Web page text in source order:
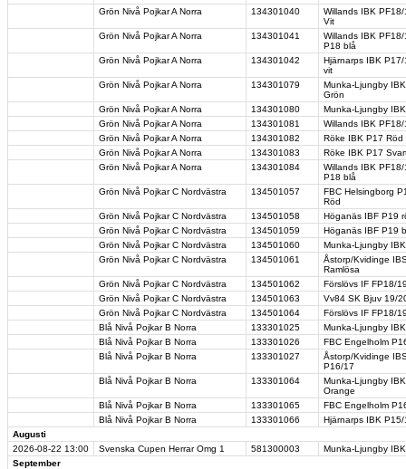
Grön Nivå Pojkar A Norra
134301040
Willands IBK
Vit
Grön Nivå Pojkar A Norra
134301041
Willands IBK
P18 blå
Grön Nivå Pojkar A Norra
134301042
Hjärnarps IBK
vit
Grön Nivå Pojkar A Norra
134301079
Munka-Ljungby
Grön
Grön Nivå Pojkar A Norra
134301080
Munka-Ljungby
Grön Nivå Pojkar A Norra
134301081
Willands IBK
Grön Nivå Pojkar A Norra
134301082
Röke IBK P17 Röd
Grön Nivå Pojkar A Norra
134301083
Röke IBK P17
Grön Nivå Pojkar A Norra
134301084
Willands IBK
P18 blå
Grön Nivå Pojkar C Nordvästra
134501057
FBC Helsingborg
Röd
Grön Nivå Pojkar C Nordvästra
134501058
Höganäs IBF P19
Grön Nivå Pojkar C Nordvästra
134501059
Höganäs IBF P19
Grön Nivå Pojkar C Nordvästra
134501060
Munka-Ljungby
Grön Nivå Pojkar C Nordvästra
134501061
Åstorp/Kvidinge
Ramlösa
Grön Nivå Pojkar C Nordvästra
134501062
Förslövs IF FP18/
Grön Nivå Pojkar C Nordvästra
134501063
Vv84 SK Bjuv 19/
Grön Nivå Pojkar C Nordvästra
134501064
Förslövs IF FP18/
Blå Nivå Pojkar B Norra
133301025
Munka-Ljungby
Blå Nivå Pojkar B Norra
133301026
FBC Engelholm
Blå Nivå Pojkar B Norra
133301027
Åstorp/Kvidinge
P16/17
Blå Nivå Pojkar B Norra
133301064
Munka-Ljungby
Orange
Blå Nivå Pojkar B Norra
133301065
FBC Engelholm
Blå Nivå Pojkar B Norra
133301066
Hjärnarps IBK
Augusti
2026-08-22 13:00 Svenska Cupen Herrar Omg 1 581300003
Munka-Ljungby
September